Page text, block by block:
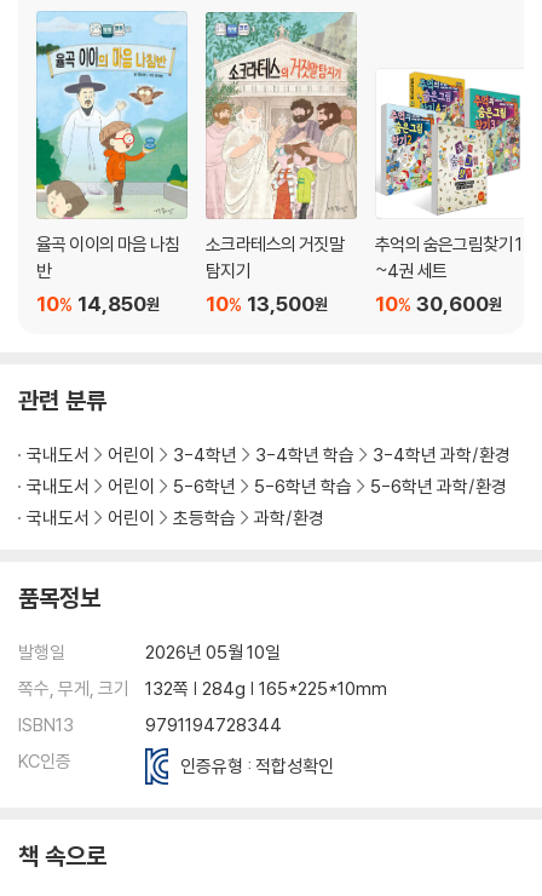
율곡 이이의 마음 나침
반
14,850원
10%
소크라테스의 거짓말
탐지기
13,500원
10%
추억의 숨은그림찾기 1
~4권 세트
30,600원
10%
관련 분류
국내도서 어린이 3-4학년 3-4학년 학습
3-4학년 과학/환경
국내도서
어린이 5-6학년 5-6학년 학습
5-6학년 과학/환경
국내도서
어린이 초등학습 과학/환경
품목정보
발행일
2026년 05월 10일
쪽수, 무게, 크기
132쪽 | 284g | 165*225*10mm
ISBN13
9791194728344
KC인증
인증유형 : 적합성확인
책 속으로